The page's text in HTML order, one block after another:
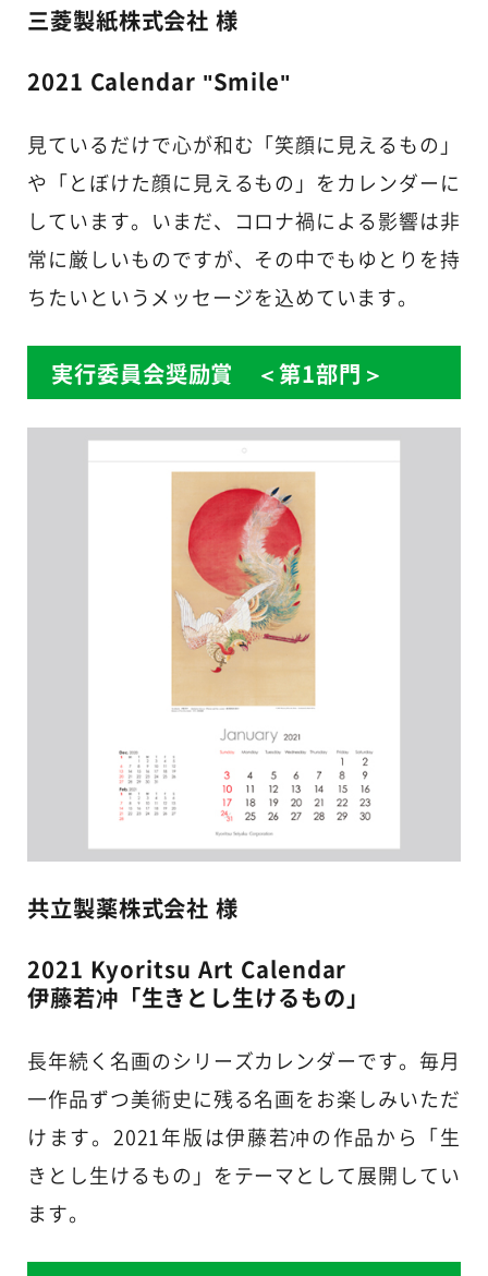
三菱製紙株式会社 様
2021 Calendar "Smile"
見ているだけで心が和む「笑顔に見えるもの」
や「とぼけた顔に見えるもの」をカレンダーに
しています。いまだ、コロナ禍による影響は非
常に厳しいものですが、その中でもゆとりを持
ちたいというメッセージを込めています。
実行委員会奨励賞 ＜第1部門＞
共立製薬株式会社 様
2021 Kyoritsu Art Calendar
伊藤若冲「生きとし生けるもの」
長年続く名画のシリーズカレンダーです。毎月
一作品ずつ美術史に残る名画をお楽しみいただ
けます。2021年版は伊藤若冲の作品から「生
きとし生けるもの」をテーマとして展開してい
ます。